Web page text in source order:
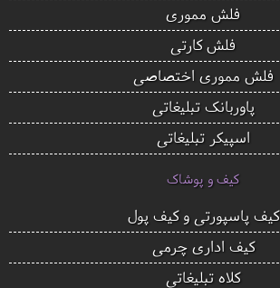
فلش مموری
فلش کارتی
فلش مموری اختصاصی
پاوربانک تبلیغاتی
اسپیکر تبلیغاتی
کیف و پوشاک
کیف پاسپورتی و کیف پول
کیف اداری چرمی
کلاه تبلیغاتی